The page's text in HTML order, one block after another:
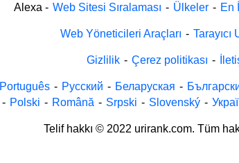
Alexa - Web Sitesi Sıralaması - Ülkeler - En
Web Yöneticileri Araçları - Tarayıcı
Gizlilik - Çerez politikası -
Português - Русский - Беларуская -
- Polski - Română - Srpski - Slovenský -
Telif hakkı © 2022 urirank.com. Tüm